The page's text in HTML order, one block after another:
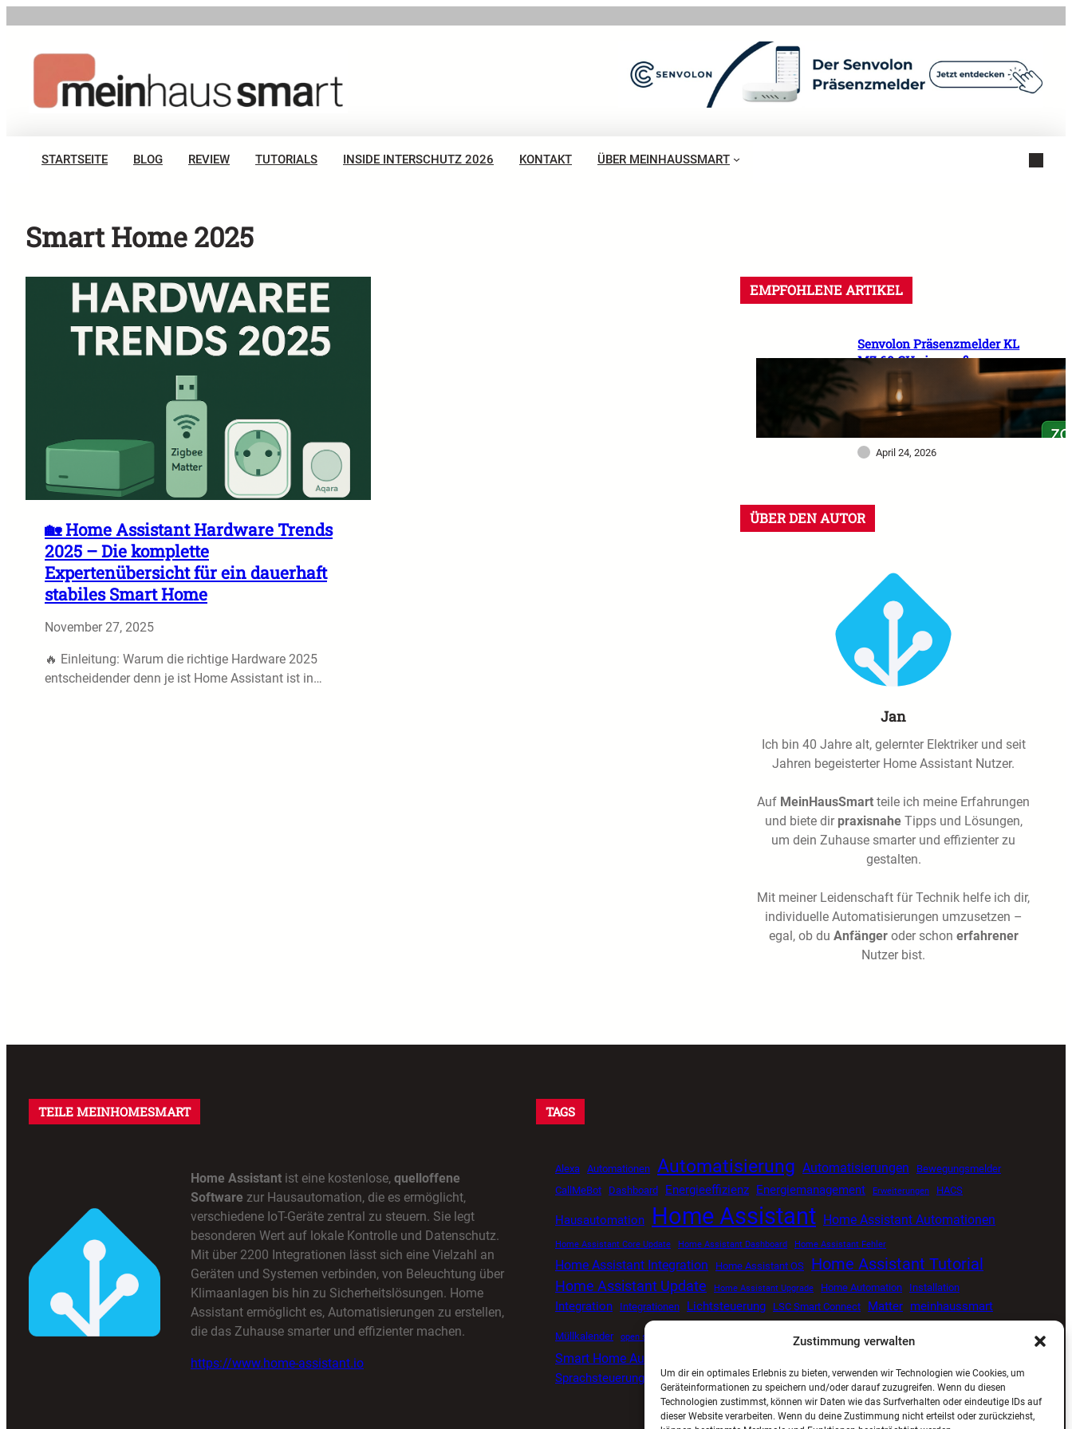
Zustimmung verwalten
Um dir ein optimales Erlebnis zu bieten, verwenden wir Technologien wie Cookies, um
Geräteinformationen zu speichern und/oder darauf zuzugreifen. Wenn du diesen
Technologien zustimmst, können wir Daten wie das Surfverhalten oder eindeutige IDs auf
dieser Website verarbeiten. Wenn du deine Zustimmung nicht erteilst oder zurückziehst,
springen
STARTSEITE BLOG REVIEW TUTORIALS INSIDE INTERSCHUTZ 2026 KONTAKT ÜBER MEINHAUSSMART
Smart Home 2025
🏡 Home Assistant Hardware Trends
2025 – Die komplette
Expertenübersicht für ein dauerhaft
stabiles Smart Home
November 27, 2025
🔥 Einleitung: Warum die richtige Hardware 2025
entscheidender denn je ist Home Assistant ist in…
EMPFOHLENE ARTIKEL
Senvolon Präsenzmelder KL
MZ 60 GHz im großen
Praxistest: Warum dieser
Sensor mein Smart Home
deutlich intelligenter
April 24, 2026
ÜBER DEN AUTOR
Jan
Ich bin 40 Jahre alt, gelernter Elektriker und seit
Jahren begeisterter Home Assistant Nutzer.
Auf MeinHausSmart teile ich meine Erfahrungen
und biete dir praxisnaheTipps und Lösungen,
um dein Zuhause smarter und effizienter zu
gestalten.
Mit meiner Leidenschaft für Technik helfe ich dir,
individuelle Automatisierungen umzusetzen –
egal, ob du Anfängeroder schon erfahrener
Nutzer bist.
TEILE MEINHOMESMART
Home Assistant ist eine kostenlose, quelloffene
Software zur Hausautomation, die es ermöglicht,
verschiedene IoT-Geräte zentral zu steuern. Sie legt
besonderen Wert auf lokale Kontrolle und Datenschutz.
Mit über 2200 Integrationen lässt sich eine Vielzahl an
Geräten und Systemen verbinden, von Beleuchtung über
Klimaanlagen bis hin zu Sicherheitslösungen. Home
Assistant ermöglicht es, Automatisierungen zu erstellen,
die das Zuhause smarter und effizienter machen.
https://www.home-assistant.io
TAGS
Alexa Automationen Automatisierung Automatisierungen
Bewegungsmelder
CallMeBot
Dashboard Energieeffizienz Energiemanagement Erweiterungen HACS
Hausautomation Home Assistant Home Assistant Automationen
Home Assistant Core Update Home Assistant Dashboard Home Assistant Fehler
Home Assistant Integration Home Assistant OS Home Assistant Tutorial
Home Assistant Update Home Assistant Upgrade Home Automation Installation
Integration Integrationen Lichtsteuerung LSC Smart Connect Matter meinhaussmart
Müllkalender open source smart home Senvolon Präsenzmelder Smart Home
Smart Home Automatisierung
Sprachsteuerung
Timer Tuya ViCare Viessmann Wetterdaten Zigbee